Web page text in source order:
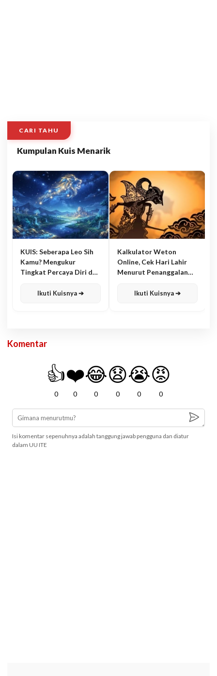
CARI TAHU
Kumpulan Kuis Menarik
KUIS: Seberapa Leo Sih
Kamu? Mengukur
Tingkat Percaya Diri dan
Ikuti Kuisnya ➔
Kalkulator Weton
Online, Cek Hari Lahir
Menurut Penanggalan
Ikuti Kuisnya ➔
Komentar
👍
0
❤️
0
😂
0
😧
0
😭
0
😡
0
Isi komentar sepenuhnya adalah tanggung jawab pengguna dan diatur
dalam UU ITE